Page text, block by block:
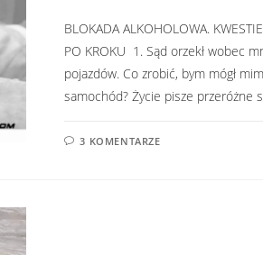
BLOKADA ALKOHOLOWA.
PO KROKU 1. Sąd orzekł wobec
pojazdów. Co zrobić, bym mógł
samochód? Życie pisze przeróżne
3 KOMENTARZE